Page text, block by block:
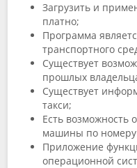
Загрузить и
платно;
Программа
транспортного
Существует
прошлых
Существует
такси;
Есть возможность
машины по
Приложение
операционной